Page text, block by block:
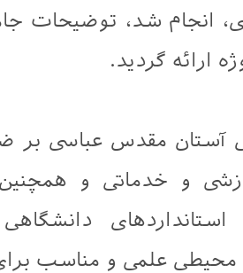
انجام شد، توضیحات
ارائه گردید.
آستان مقدس عباسی بر
و خدماتی و
علمی و مناسب